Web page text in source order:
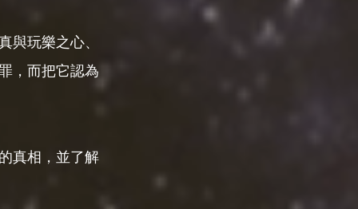
玩樂之心、
，而把它認為
真相，並了解